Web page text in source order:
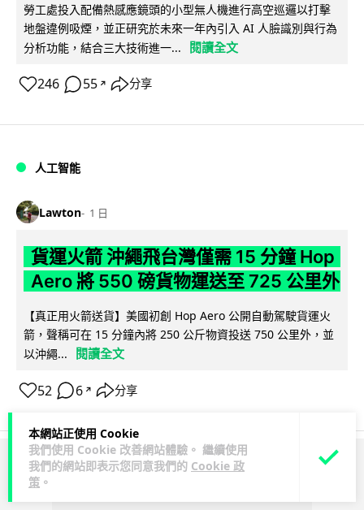
本網站正使用 Cookie
我們使用 Cookie 改善網站體驗。 繼續使用
我們的網站即表示您同意我們的 Cookie 政
策 。
勞工處投入配備熱感應鏡頭的小型無人機進行高空巡邏以打擊
地盤違例吸煙，並正研究於未來一年內引入 AI 人臉識別與行為
分析功能，結合三大技術進一...
閱讀全文
246 55 ↗ 分享
人工智能
Lawton 1 日
貨運火箭 沖繩飛台灣僅需 15 分鐘 Hop
Aero 將 550 磅貨物運送至 725 公里外
【真正用火箭送貨】美國初創 Hop Aero 公開自動駕駛貨運火
箭，聲稱可在 15 分鐘內將 250 公斤物資投送 750 公里外，並
以沖繩...
閱讀全文
52 6 ↗ 分享
ADVERTISEMENT